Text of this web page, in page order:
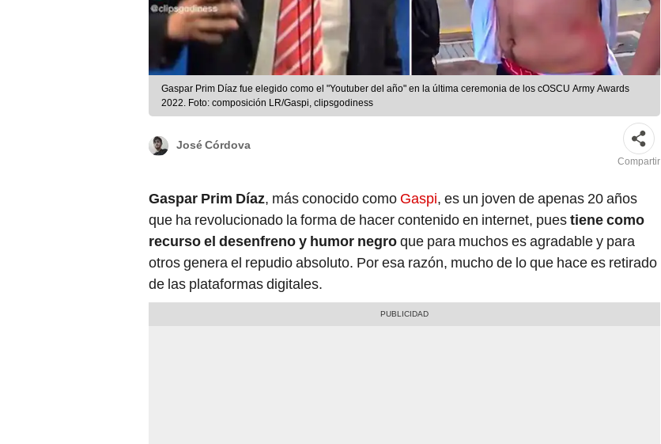
Gaspar Prim Díaz fue elegido como el "Youtuber del año" en la última ceremonia de los cOSCU Army Awards
2022. Foto: composición LR/Gaspi, clipsgodiness
José Córdova
Compartir
Gaspar Prim Díaz, más conocido como Gaspi, es un joven de apenas 20 años
que ha revolucionado la forma de hacer contenido en internet, puestiene como
recurso el desenfreno y humor negroque para muchos es agradable y para
otros genera el repudio absoluto. Por esa razón, mucho de lo que hace es retirado
de las plataformas digitales.